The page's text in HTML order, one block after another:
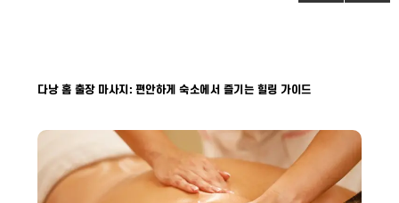
다낭 홈 출장 마사지: 편안하게 숙소에서 즐기는 힐링 가이드